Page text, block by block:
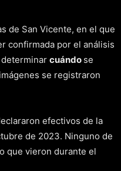
de San Vicente, en el que
confirmada por el análisis
cuándo se
se registraron
efectivos de la
de 2023. Ninguno de
que vieron durante el